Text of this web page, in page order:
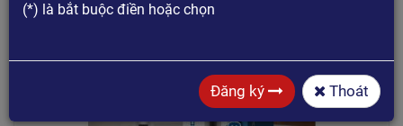
(*) là bắt buộc điền hoặc chọn
Đăng ký Thoát